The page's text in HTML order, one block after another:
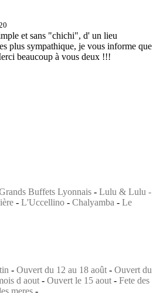
et sans "chichi", d' un lieu
plus sympathique, je vous informe que
beaucoup à vous deux !!!
Buffets Lyonnais - Lulu & Lulu -
- L'Uccellino - Chalyamba - Le
- Ouvert du 12 au 18 août - Ouvert du
d aout - Ouvert le 15 aout - Fete des
meres -